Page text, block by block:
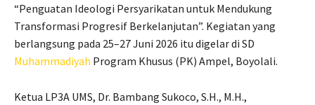
“Penguatan Ideologi Persyarikatan untuk Mendukung
Transformasi Progresif Berkelanjutan”. Kegiatan yang
berlangsung pada 25–27 Juni 2026 itu digelar di SD
Muhammadiyah Program Khusus (PK) Ampel, Boyolali.
Ketua LP3A UMS, Dr. Bambang Sukoco, S.H., M.H.,